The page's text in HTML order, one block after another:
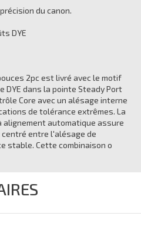
du canon.
DYE
2pc est livré avec le motif
DYE dans la pointe Steady Port
Core avec un alésage interne
de tolérance extrêmes. La
alignement automatique assure
entre l'alésage de
stable. Cette combinaison o